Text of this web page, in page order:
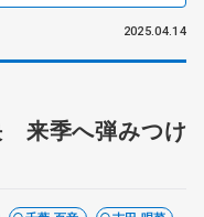
2025.04.14
来季へ弾みつけ